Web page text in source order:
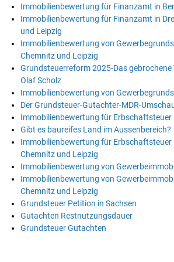
Immobilienbewertung für Finanzamt in
Immobilienbewertung für Finanzamt in
und Leipzig
Immobilienbewertung von
Chemnitz und Leipzig
Grundsteuerreform 2025-Das gebrochene
Olaf Scholz
Immobilienbewertung von
Der Grundsteuer-Gutachter-MDR-
Immobilienbewertung für Erbschaftsteuer
Gibt es baureifes Land im Aussenbereich?
Immobilienbewertung für Erbschaftsteuer
Chemnitz und Leipzig
Immobilienbewertung von
Immobilienbewertung von
Chemnitz und Leipzig
Grundsteuer Petition in Sachsen
Gutachten Restnutzungsdauer
Grundsteuer Gutachten